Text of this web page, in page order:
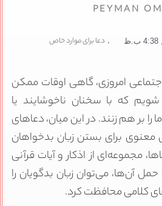
PEYMAN
4:38 ب.ظ , دعا برای موارد خاص
امروزی، گاهی اوقات ممکن
که با سخنان ناخوشایند یا
را بر هم زنند. در این میان، دعاهای
معنوی برای بستن زبان بدخواهان
مجموعه‌ای از اذکار و آیات قرآنی
آن‌ها، می‌توان زبان بدگویان را
کلامی محافظت کرد.